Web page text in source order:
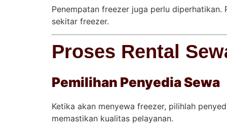
Penempatan freezer juga perlu
sekitar freezer.
Proses Rental
Pemilihan Penyedia Sewa
Ketika akan menyewa freezer, pilihlah
memastikan kualitas pelayanan.